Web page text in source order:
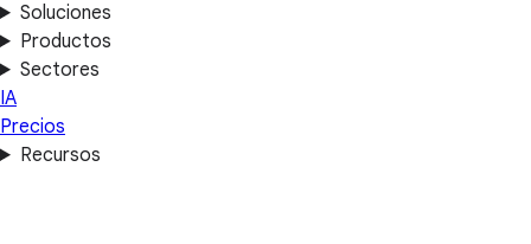
Soluciones
Productos
Sectores
IA
Precios
Recursos